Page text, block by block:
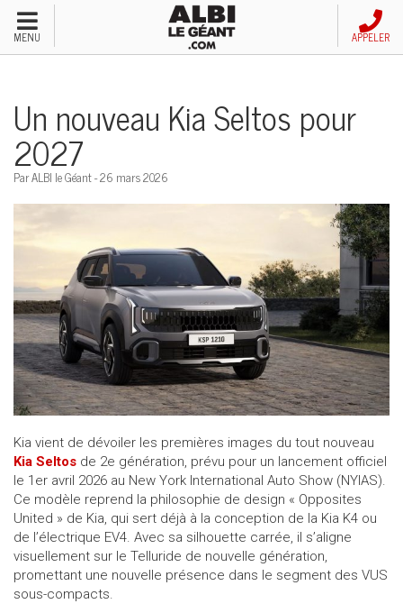
Menu
Véhicules d'occasion
Financement automobile
Service après-vente
Emploi et carrières
Concessions
Appeler nous maintenant!
Appeler nous maintenant!
1 855 771-2524
MENU APPELER
Un nouveau Kia Seltos pour
2027
Par ALBI le Géant - 26 mars 2026
Kia vient de dévoiler les premières images du tout nouveau
Kia Seltos de 2e génération, prévu pour un lancement officiel
le 1er avril 2026 au New York International Auto Show (NYIAS).
Ce modèle reprend la philosophie de design « Opposites
United » de Kia, qui sert déjà à la conception de la Kia K4 ou
de l’électrique EV4. Avec sa silhouette carrée, il s’aligne
visuellement sur le Telluride de nouvelle génération,
promettant une nouvelle présence dans le segment des VUS
sous-compacts.